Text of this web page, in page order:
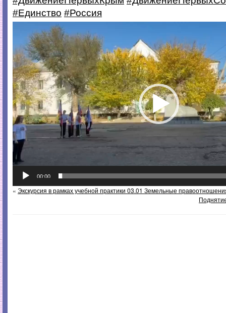
#Единство #Россия
00:00
« Экскурсия в рамках учебной практики 03.01 Земельные